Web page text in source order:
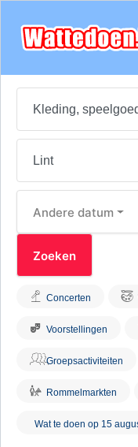
Andere datum
Concerten
Voorstellingen
Groepsactiviteiten
Rommelmarkten
Wat te doen op 15